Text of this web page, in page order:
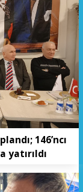
146’ncı
yatırıldı